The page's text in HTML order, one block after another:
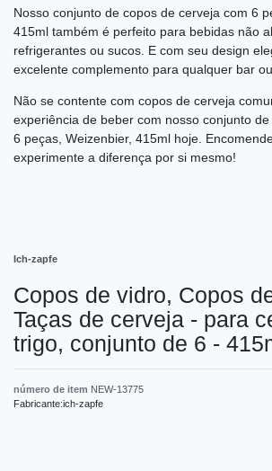
Nosso conjunto de copos de cerveja com 6
415ml também é perfeito para bebidas não
refrigerantes ou sucos. E com seu design
excelente complemento para qualquer bar
Não se contente com copos de cerveja
experiência de beber com nosso conjunto
6 peças, Weizenbier, 415ml hoje.
experimente a diferença por si mesmo!
Ich-zapfe
Copos de vidro, Copos
Taças de cerveja - para
trigo, conjunto de 6 -
número de item NEW-13775
Fabricante:ich-zapfe